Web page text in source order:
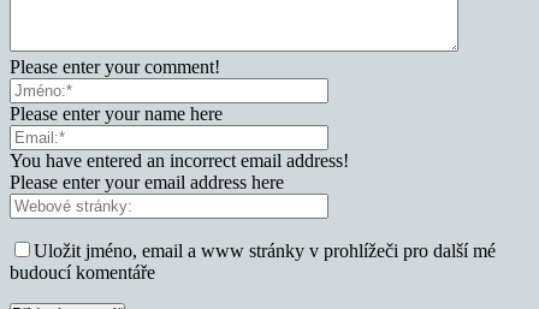
Please enter your comment!
Please enter your name here
You have entered an incorrect email address!
Please enter your email address here
Uložit jméno, email a www stránky v prohlížeči pro další mé
budoucí komentáře